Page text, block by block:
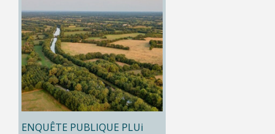
ENQUÊTE PUBLIQUE PLUi